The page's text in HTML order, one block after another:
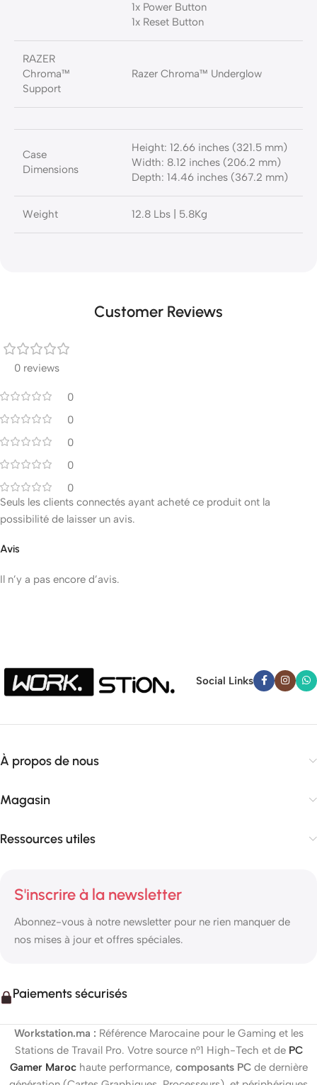
1x Power Button
1x Reset Button
RAZER
Chroma™
Support
Razer Chroma™ Underglow
Case
Dimensions
Height: 12.66 inches (321.5 mm)
Width: 8.12 inches (206.2 mm)
Depth: 14.46 inches (367.2 mm)
Weight 12.8 Lbs | 5.8Kg
Customer Reviews
0 reviews
0
0
0
0
0
Avis
Il n’y a pas encore d’avis.
Seuls les clients connectés ayant acheté ce produit ont la
possibilité de laisser un avis.
Social Links
À propos de nous
Magasin
Ressources utiles
S'inscrire à la newsletter
Abonnez-vous à notre newsletter pour ne rien manquer de
nos mises à jour et offres spéciales.
Paiements sécurisés
Workstation.ma : Référence Marocaine pour le Gaming et les
Stations de Travail Pro. Votre source n°1 High-Tech et de PC
Gamer Marochaute performance, composants PCde dernière